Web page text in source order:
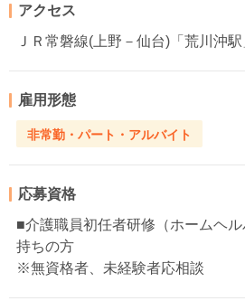
アクセス
ＪＲ常磐線(上野－仙台)「荒川沖
雇用形態
非常勤・パート・アルバイト
応募資格
■介護職員初任者研修（ホームヘ
持ちの方
※無資格者、未経験者応相談